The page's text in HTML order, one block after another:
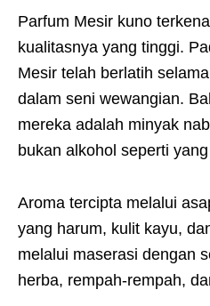
Parfum Mesir kuno
kualitasnya yang tinggi.
Mesir telah berlatih
dalam seni wewangian.
mereka adalah minyak
bukan alkohol seperti
Aroma tercipta melalui
yang harum, kulit kayu,
melalui maserasi dengan
herba, rempah-rempah,